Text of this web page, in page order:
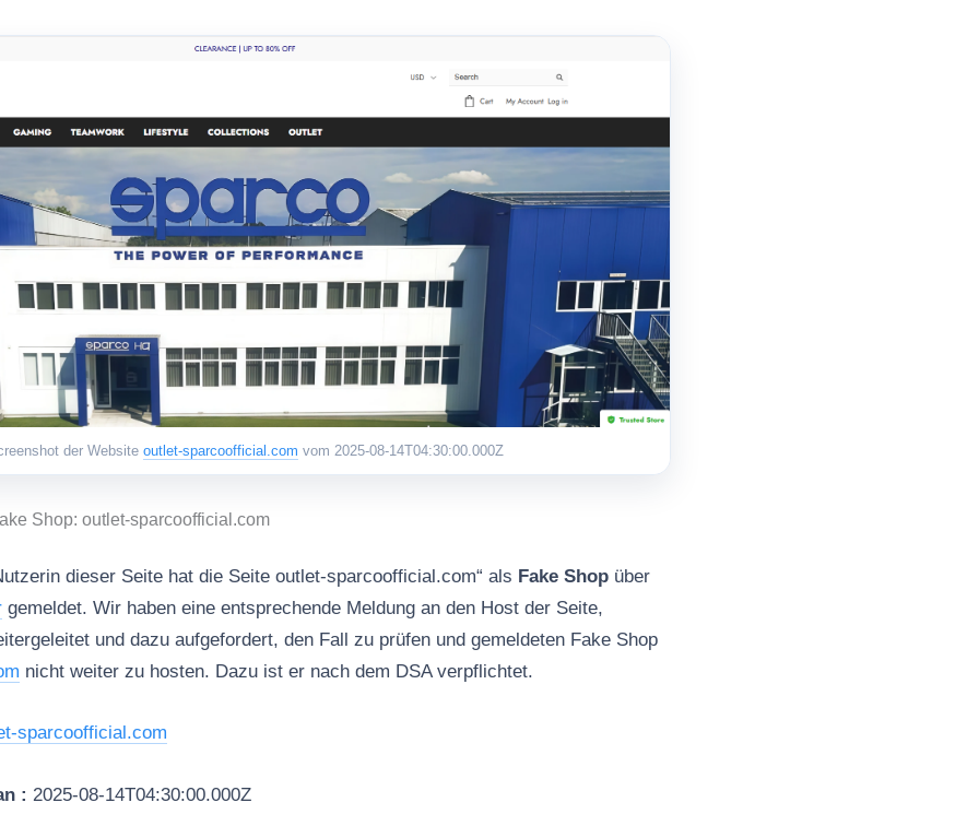
der Website outlet-sparcoofficial.com vom 2025-08-14T04:30:00.000Z
Shop: outlet-sparcoofficial.com
dieser Seite hat die Seite outlet-sparcoofficial.com“ als Fake Shop über
gemeldet. Wir haben eine entsprechende Meldung an den Host der Seite,
und dazu aufgefordert, den Fall zu prüfen und gemeldeten Fake Shop
nicht weiter zu hosten. Dazu ist er nach dem DSA verpflichtet.
sparcoofficial.com
: 2025-08-14T04:30:00.000Z